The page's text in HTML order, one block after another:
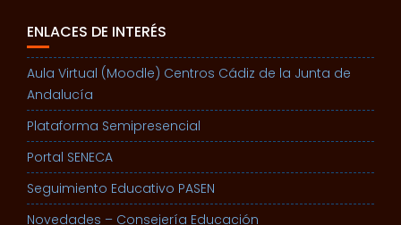
ENLACES DE INTERÉS
Aula Virtual (Moodle) Centros Cádiz de la Junta de
Andalucía
Plataforma Semipresencial
Portal SENECA
Seguimiento Educativo PASEN
Novedades – Consejería Educación